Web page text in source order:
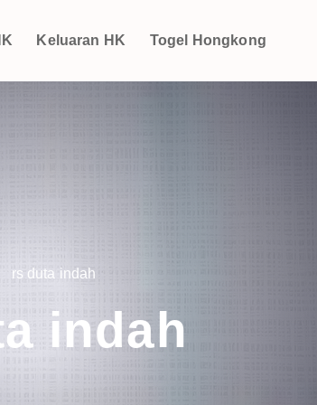
Keluaran HK Togel Hongkong
rs duta indah
indah